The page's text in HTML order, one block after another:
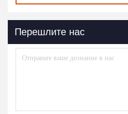
Перешлите нас